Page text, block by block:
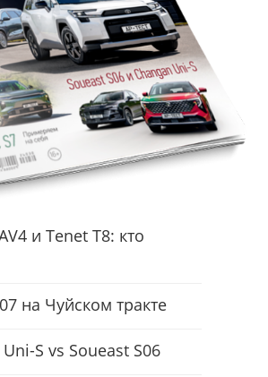
и Tenet T8: кто
на Чуйском тракте
S vs Soueast S06